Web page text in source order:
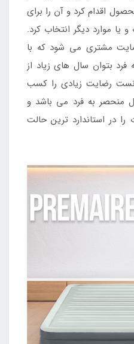
اقدام کرد و آن را برای
یا موارد دیگر انتخاب کرد.
مشتری می شود که با
بتوان سال های زیاد از
رضایت زیادی را کسب
منحصر به فرد می باشد و
در استاندارد ترین حالت